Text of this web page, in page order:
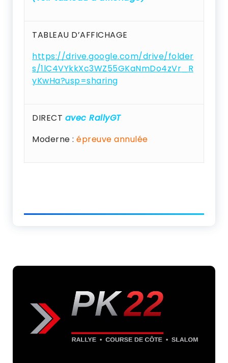
TABLEAU D’AFFICHAGE
https://drive.google.com/drive/folder
s/1lC4VYkkXc3WZ55GKaNmDo4zVr_R
yKwHa?usp=sharing
DIRECT avec RallyGT
Moderne : épreuve annulée